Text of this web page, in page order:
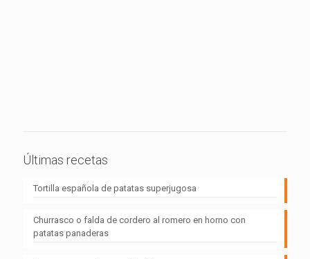
Últimas recetas
Tortilla española de patatas superjugosa
Churrasco o falda de cordero al romero en horno con
patatas panaderas